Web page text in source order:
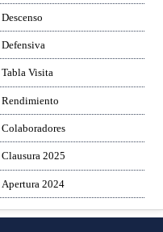
Descenso
Defensiva
Tabla Visita
Rendimiento
Colaboradores
Clausura 2025
Apertura 2024